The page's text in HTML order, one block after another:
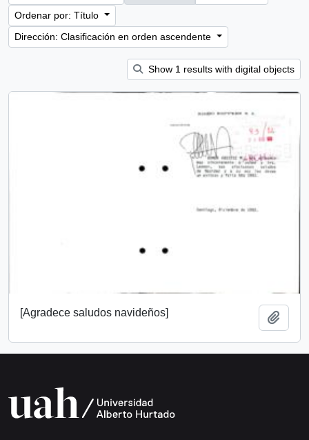
Ordenar por: Título
Dirección: Clasificación en orden ascendente
Show 1 results with digital objects
[Agradece saludos navideños]